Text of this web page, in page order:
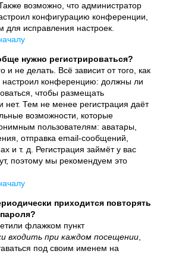
возможно, что администратор
конфигурацию конференции,
для исправления настроек.
нужно регистрироваться?
и не делать. Всё зависит от того, как
настроил конференцию: должны ли
чтобы размещать
нет. Тем не менее регистрация даёт
возможности, которые
пользователям: аватары,
отправка email-сообщений,
и т. д. Регистрация займёт у вас
поэтому мы рекомендуем это
приходится повторять
флажком пункт
входить при каждом посещении
под своим именем на